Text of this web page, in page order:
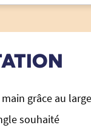
grâce au
souhaité